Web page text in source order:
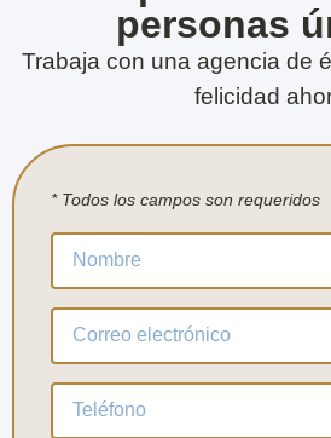
personas
Trabaja con una agencia de
felicidad
* Todos los campos son requeridos